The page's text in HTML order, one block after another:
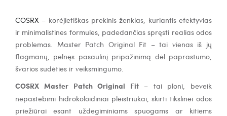
COSRX – korėjietiškas prekinis ženklas, kuriantis efektyvias
ir minimalistines formules, padedančias spręsti realias odos
problemas. Master Patch Original Fit – tai vienas iš jų
flagmanų, pelnęs pasaulinį pripažinimą dėl paprastumo,
švarios sudėties ir veiksmingumo.
COSRX Master Patch Original Fit – tai ploni, beveik
nepastebimi hidrokoloidiniai pleistriukai, skirti tikslinei odos
priežiūrai esant uždegiminiams spuogams ar kitiems